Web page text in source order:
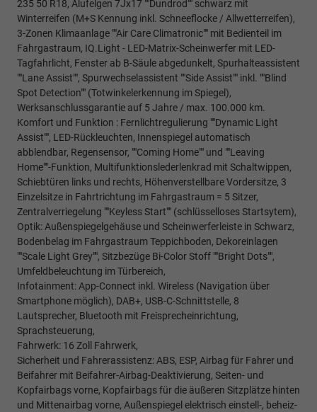
235 50 R18, Alufelgen 7Jx17 ""Dundrod"" schwarz mit
Winterreifen (M+S Kennung inkl. Schneeflocke / Allwetterreifen),
3-Zonen Klimaanlage ""Air Care Climatronic"" mit Bedienteil im
Fahrgastraum, IQ.Light - LED-Matrix-Scheinwerfer mit LED-
Tagfahrlicht, Fenster ab B-Säule abgedunkelt, Spurhalteassistent
""Lane Assist"", Spurwechselassistent ""Side Assist"" inkl. ""Blind
Spot Detection"" (Totwinkelerkennung im Spiegel),
Werksanschlussgarantie auf 5 Jahre / max. 100.000 km.
Komfort und Funktion : Fernlichtregulierung ""Dynamic Light
Assist"", LED-Rückleuchten, Innenspiegel automatisch
abblendbar, Regensensor, ""Coming Home"" und ""Leaving
Home""-Funktion, Multifunktionslederlenkrad mit Schaltwippen,
Schiebtüren links und rechts, Höhenverstellbare Vordersitze, 3
Einzelsitze in Fahrtrichtung im Fahrgastraum = 5 Sitzer,
Zentralverriegelung ""Keyless Start"" (schlüsselloses Startsytem),
Optik: Außenspiegelgehäuse und Scheinwerferleiste in Schwarz,
Bodenbelag im Fahrgastraum Teppichboden, Dekoreinlagen
""Scale Light Grey"", Sitzbezüge Bi-Color Stoff ""Bright Dots"",
Umfeldbeleuchtung im Türbereich,
Infotainment: App-Connect inkl. Wireless (Navigation über
Smartphone möglich), DAB+, USB-C-Schnittstelle, 8
Lautsprecher, Bluetooth mit Freisprecheinrichtung,
Sprachsteuerung,
Fahrwerk: 16 Zoll Fahrwerk,
Sicherheit und Fahrerassistenz: ABS, ESP, Airbag für Fahrer und
Beifahrer mit Beifahrer-Airbag-Deaktivierung, Seiten- und
Kopfairbags vorne, Kopfairbags für die äußeren Sitzplätze hinten
und Mittenairbag vorne, Außenspiegel elektrisch einstell-, beheiz-